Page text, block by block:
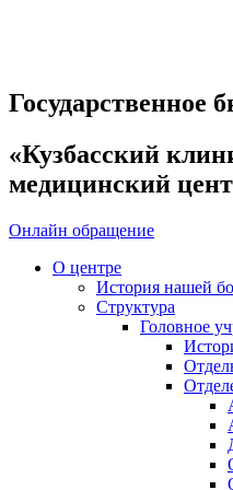
Государственное
«Кузбасский
медицинский
Онлайн обращение
О центре
История нашей
Структура
Головное